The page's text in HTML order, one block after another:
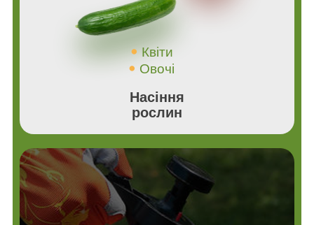
Квіти
Овочі
Насіння
рослин